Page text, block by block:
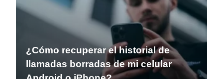
¿Cómo recuperar el historial de
llamadas borradas de mi celular